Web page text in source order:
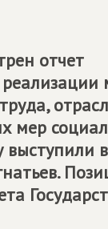
отчет
мер
выступили